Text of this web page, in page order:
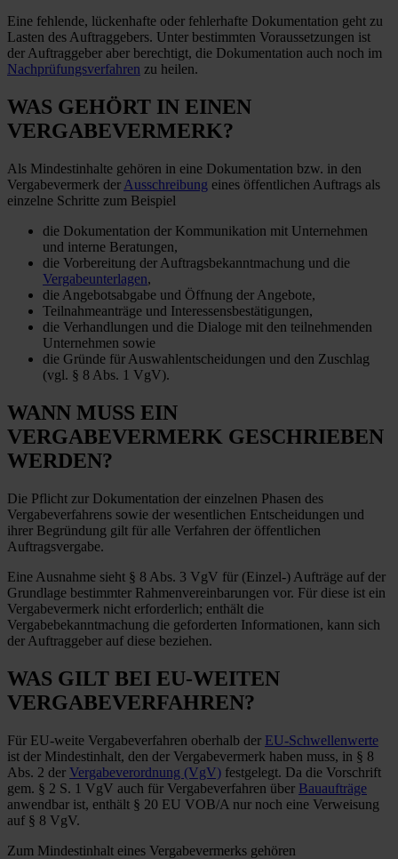
Eine fehlende, lückenhafte oder fehlerhafte Dokumentation geht zu
Lasten des Auftraggebers. Unter bestimmten Voraussetzungen ist
der Auftraggeber aber berechtigt, die Dokumentation auch noch im
Nachprüfungsverfahren zu heilen.
WAS GEHÖRT IN EINEN
VERGABEVERMERK?
Als Mindestinhalte gehören in eine Dokumentation bzw. in den
Vergabevermerk der Ausschreibung eines öffentlichen Auftrags als
einzelne Schritte zum Beispiel
die Dokumentation der Kommunikation mit Unternehmen
und interne Beratungen,
die Vorbereitung der Auftragsbekanntmachung und die
Vergabeunterlagen,
die Angebotsabgabe und Öffnung der Angebote,
Teilnahmeanträge und Interessensbestätigungen,
die Verhandlungen und die Dialoge mit den teilnehmenden
Unternehmen sowie
die Gründe für Auswahlentscheidungen und den Zuschlag
(vgl. § 8 Abs. 1 VgV).
WANN MUSS EIN
VERGABEVERMERK GESCHRIEBEN
WERDEN?
Die Pflicht zur Dokumentation der einzelnen Phasen des
Vergabeverfahrens sowie der wesentlichen Entscheidungen und
ihrer Begründung gilt für alle Verfahren der öffentlichen
Auftragsvergabe.
Eine Ausnahme sieht § 8 Abs. 3 VgV für (Einzel-) Aufträge auf der
Grundlage bestimmter Rahmenvereinbarungen vor. Für diese ist ein
Vergabevermerk nicht erforderlich; enthält die
Vergabebekanntmachung die geforderten Informationen, kann sich
der Auftraggeber auf diese beziehen.
WAS GILT BEI EU-WEITEN
VERGABEVERFAHREN?
Für EU-weite Vergabeverfahren oberhalb der EU-Schwellenwerte
ist der Mindestinhalt, den der Vergabevermerk haben muss, in § 8
Abs. 2 der Vergabeverordnung (VgV) festgelegt. Da die Vorschrift
gem. § 2 S. 1 VgV auch für Vergabeverfahren über Bauaufträge
anwendbar ist, enthält § 20 EU VOB/A nur noch eine Verweisung
auf § 8 VgV.
Zum Mindestinhalt eines Vergabevermerks gehören